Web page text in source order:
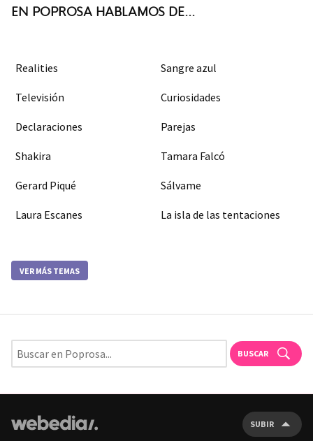
EN POPROSA HABLAMOS DE...
Realities Sangre azul
Televisión Curiosidades
Declaraciones Parejas
Shakira Tamara Falcó
Gerard Piqué Sálvame
Laura Escanes La isla de las tentaciones
VER MÁS TEMAS
BUSCAR
SUBIR